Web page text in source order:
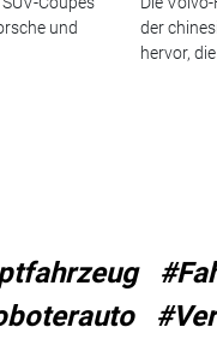
und
der
hervor,